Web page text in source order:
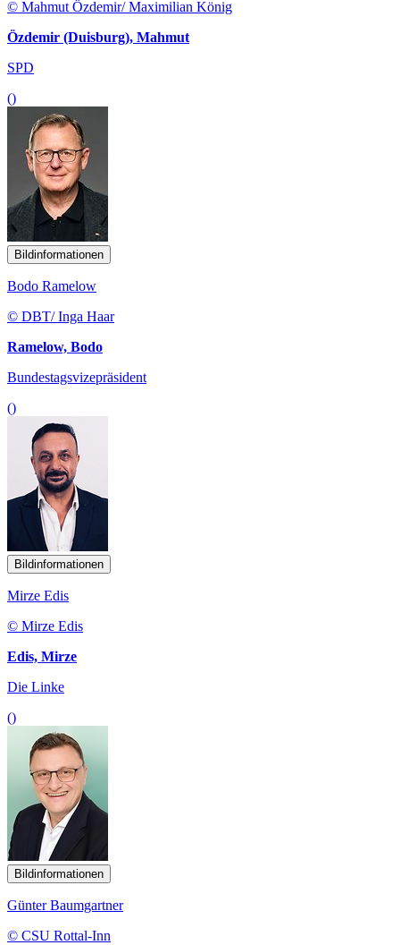
© Mahmut Özdemir/ Maximilian König
Özdemir (Duisburg), Mahmut
SPD
()
Bildinformationen
Bodo Ramelow
© DBT/ Inga Haar
Ramelow, Bodo
Bundestagsvizepräsident
()
Bildinformationen
Mirze Edis
© Mirze Edis
Edis, Mirze
Die Linke
()
Bildinformationen
Günter Baumgartner
© CSU Rottal-Inn